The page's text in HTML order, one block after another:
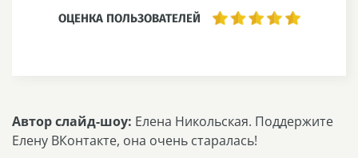
ОЦЕНКА ПОЛЬЗОВАТЕЛЕЙ
Автор слайд-шоу: Елена Никольская. Поддержите
Елену ВКонтакте, она очень старалась!